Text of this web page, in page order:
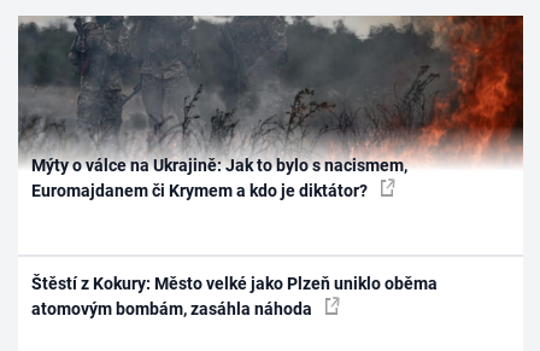
Mýty o válce na Ukrajině: Jak to bylo s nacismem,
Euromajdanem či Krymem a kdo je diktátor?
Štěstí z Kokury: Město velké jako Plzeň uniklo oběma
atomovým bombám, zasáhla náhoda